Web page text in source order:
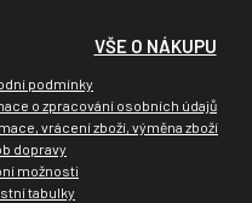
VŠE O NÁKUPU
podmínky
o zpracování osobních údajů
vrácení zboží, výměna zboží
dopravy
možnosti
tabulky